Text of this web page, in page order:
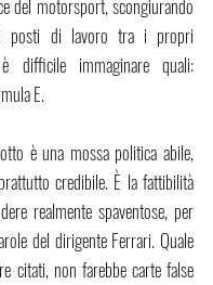
del motorsport, scongiurando
posti di lavoro tra i propri
difficile immaginare quali:
E.
è una mossa politica abile,
credibile. È la fattibilità
realmente spaventose, per
del dirigente Ferrari. Quale
citati, non farebbe carte false